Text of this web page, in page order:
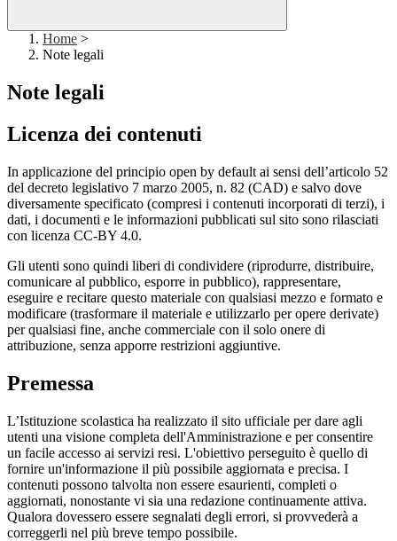
Home >
Note legali
Note legali
Licenza dei contenuti
In applicazione del principio open by default ai sensi dell’articolo 52
del decreto legislativo 7 marzo 2005, n. 82 (CAD) e salvo dove
diversamente specificato (compresi i contenuti incorporati di terzi), i
dati, i documenti e le informazioni pubblicati sul sito sono rilasciati
con licenza CC-BY 4.0.
Gli utenti sono quindi liberi di condividere (riprodurre, distribuire,
comunicare al pubblico, esporre in pubblico), rappresentare,
eseguire e recitare questo materiale con qualsiasi mezzo e formato e
modificare (trasformare il materiale e utilizzarlo per opere derivate)
per qualsiasi fine, anche commerciale con il solo onere di
attribuzione, senza apporre restrizioni aggiuntive.
Premessa
L’Istituzione scolastica ha realizzato il sito ufficiale per dare agli
utenti una visione completa dell'Amministrazione e per consentire
un facile accesso ai servizi resi. L'obiettivo perseguito è quello di
fornire un'informazione il più possibile aggiornata e precisa. I
contenuti possono talvolta non essere esaurienti, completi o
aggiornati, nonostante vi sia una redazione continuamente attiva.
Qualora dovessero essere segnalati degli errori, si provvederà a
correggerli nel più breve tempo possibile.